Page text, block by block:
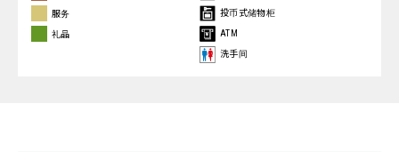
服务
礼品
投币式储物柜
ATM
洗手间